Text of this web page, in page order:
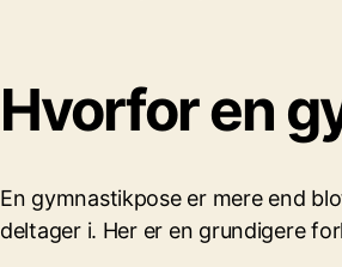
Hvorfor en
En gymnastikpose er mere end
deltager i. Her er en grundigere